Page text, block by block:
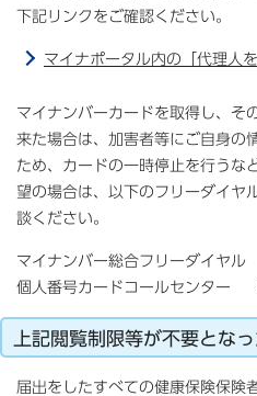
下記リンクをご確認ください。
マイナポータル内の「代理人を
マイナンバーカードを取得し、そ
来た場合は、加害者等にご自身の
ため、カードの一時停止を行うな
望の場合は、以下のフリーダイヤ
談ください。
マイナンバー総合フリーダイ
個人番号カードコールセンタ
上記閲覧制限等が不要とな
届出をしたすべての健康保険保険